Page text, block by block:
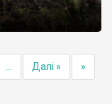
Далі » »